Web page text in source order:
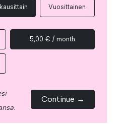
Vuosittainen
5,00 € / month
Continue →